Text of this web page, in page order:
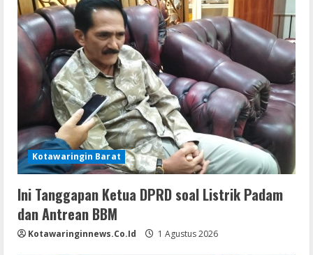
Kotawaringin Barat
Ini Tanggapan Ketua DPRD soal Listrik Padam
dan Antrean BBM
Kotawaringinnews.co.id 1 Agustus 2026